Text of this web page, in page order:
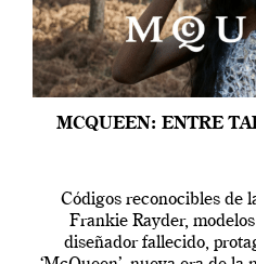
MCQUEEN: ENTRE
Códigos reconocibles de
Frankie Rayder,
diseñador fallecido,